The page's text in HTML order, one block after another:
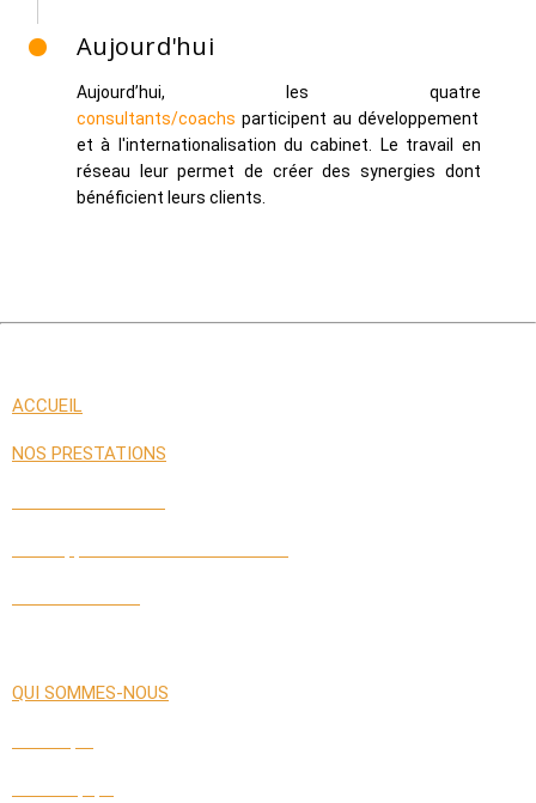
Aujourd'hui
Aujourd’hui, les quatre
consultants/coachs participent au développement
et à l'internationalisation du cabinet. Le travail en
réseau leur permet de créer des synergies dont
bénéficient leurs clients.
ACCUEIL
NOS PRESTATIONS
QUI SOMMES-NOUS